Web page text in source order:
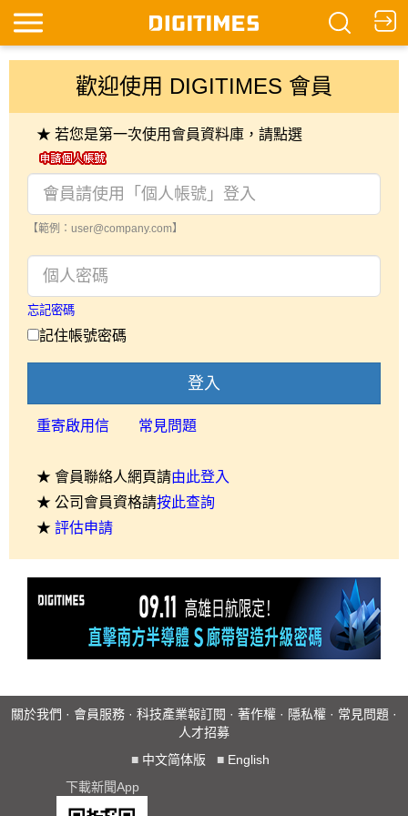
歡迎使用 DIGITIMES 會員
★ 若您是第一次使用會員資料庫，請點選
【範例：user@company.com】
忘記密碼
記住帳號密碼
登入
重寄啟用信 常見問題
★ 會員聯絡人網頁請由此登入
★ 公司會員資格請按此查詢
★ 評估申請
關於我們 · 會員服務 · 科技產業報訂閱 · 著作權 · 隱私權 · 常見問題 ·
人才招募
■ 中文简体版 ■ English
下載新聞App